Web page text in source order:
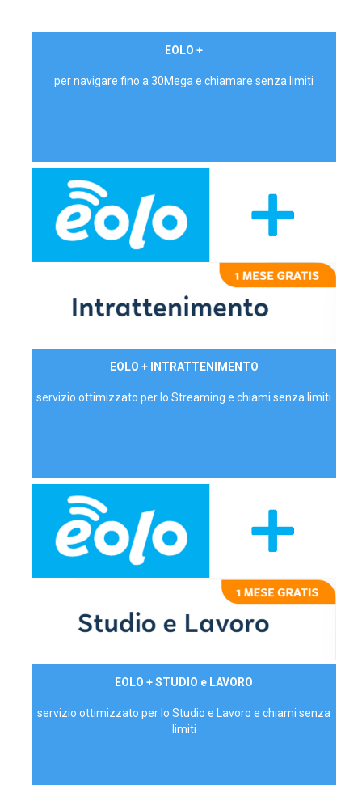
EOLO +
per navigare fino a 30Mega e chiamare senza limiti
EOLO + INTRATTENIMENTO
servizio ottimizzato per lo Streaming e chiami senza limiti
EOLO + STUDIO e LAVORO
servizio ottimizzato per lo Studio e Lavoro e chiami senza
limiti